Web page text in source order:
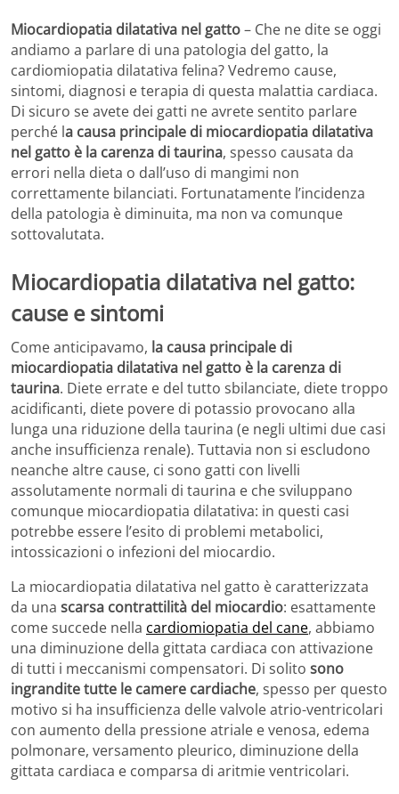
Miocardiopatia dilatativa nel gatto– Che ne dite se oggi
andiamo a parlare di una patologia del gatto, la
cardiomiopatia dilatativa felina? Vedremo cause,
sintomi, diagnosi e terapia di questa malattia cardiaca.
Di sicuro se avete dei gatti ne avrete sentito parlare
perché la causa principale di miocardiopatia dilatativa
nel gatto è la carenza di taurina, spesso causata da
errori nella dieta o dall’uso di mangimi non
correttamente bilanciati. Fortunatamente l’incidenza
della patologia è diminuita, ma non va comunque
sottovalutata.
Miocardiopatia dilatativa nel gatto:
cause e sintomi
Come anticipavamo, la causa principale di
miocardiopatia dilatativa nel gatto è la carenza di
taurina. Diete errate e del tutto sbilanciate, diete troppo
acidificanti, diete povere di potassio provocano alla
lunga una riduzione della taurina (e negli ultimi due casi
anche insufficienza renale). Tuttavia non si escludono
neanche altre cause, ci sono gatti con livelli
assolutamente normali di taurina e che sviluppano
comunque miocardiopatia dilatativa: in questi casi
potrebbe essere l’esito di problemi metabolici,
intossicazioni o infezioni del miocardio.
La miocardiopatia dilatativa nel gatto è caratterizzata
da una scarsa contrattilità del miocardio: esattamente
come succede nella cardiomiopatia del cane, abbiamo
una diminuzione della gittata cardiaca con attivazione
di tutti i meccanismi compensatori. Di solito sono
ingrandite tutte le camere cardiache, spesso per questo
motivo si ha insufficienza delle valvole atrio-ventricolari
con aumento della pressione atriale e venosa, edema
polmonare, versamento pleurico, diminuzione della
gittata cardiaca e comparsa di aritmie ventricolari.